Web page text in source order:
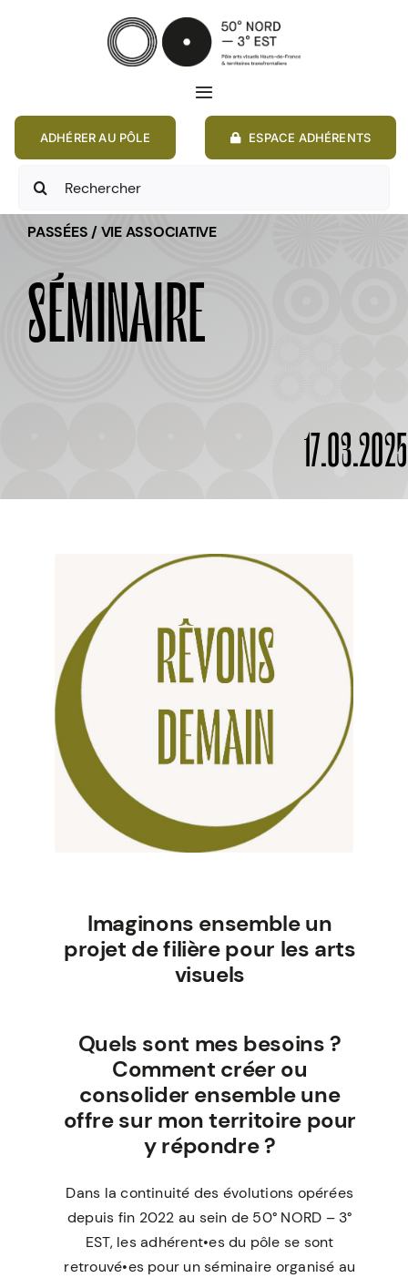
Toggle
Navigation
ANNONCES
ADHÉRER AU PÔLE ESPACE ADHÉRENTS
Rechercher:
PASSÉES / VIE ASSOCIATIVE
SÉMINAIRE
17.03.2025
Imaginons ensemble un
projet de filière pour les arts
visuels
Quels sont mes besoins ?
Comment créer ou
consolider ensemble une
offre sur mon territoire pour
y répondre ?
Dans la continuité des évolutions opérées
depuis fin 2022 au sein de 50° NORD – 3°
EST, les adhérent•es du pôle se sont
retrouvé•es pour un séminaire organisé au